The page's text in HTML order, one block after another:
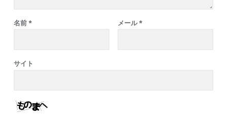
名前 * メール *
サイト